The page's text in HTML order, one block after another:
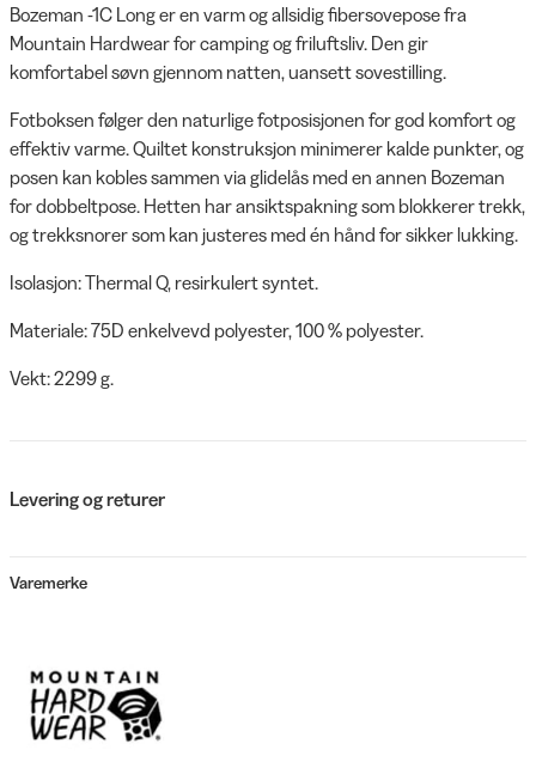
Bozeman -1C Long er en varm og allsidig fibersovepose fra
Mountain Hardwear for camping og friluftsliv. Den gir
komfortabel søvn gjennom natten, uansett sovestilling.
Fotboksen følger den naturlige fotposisjonen for god komfort og
effektiv varme. Quiltet konstruksjon minimerer kalde punkter, og
posen kan kobles sammen via glidelås med en annen Bozeman
for dobbeltpose. Hetten har ansiktspakning som blokkerer trekk,
og trekksnorer som kan justeres med én hånd for sikker lukking.
Isolasjon: Thermal Q, resirkulert syntet.
Materiale: 75D enkelvevd polyester, 100 % polyester.
Vekt: 2299 g.
Levering og returer
Varemerke